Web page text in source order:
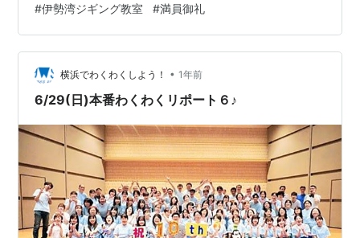
ゴン』山下 悠船長 伊勢湾の釣りなら南知多・片名“ブル
ードラゴン” BLUE DRAGON とタッグを組んで開催!! ☆
伊勢湾ジギング教室がパワーUP!! 伊勢湾のオフショアゲ
ームをさらに深堀して楽しむために 〇外部講師を招きス
テップアップを目的の 伊勢湾ジ…
#伊勢湾ジギング教室 #満員御礼
横浜でわくわくしよう！ • 1年前
6/29(日)本番わくわくリポート６♪